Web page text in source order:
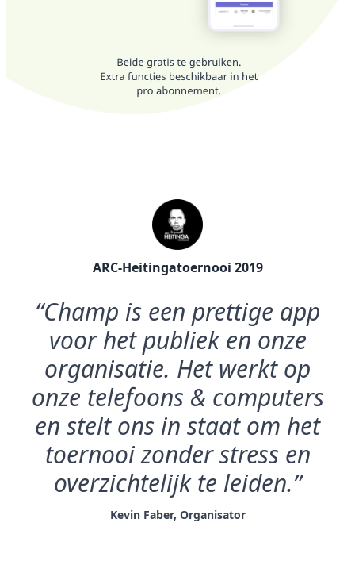
ARC-Heitingatoernooi 2019
“Champ is een prettige app
voor het publiek en onze
organisatie. Het werkt op
onze telefoons & computers
en stelt ons in staat om het
toernooi zonder stress en
overzichtelijk te leiden.”
Kevin Faber, Organisator